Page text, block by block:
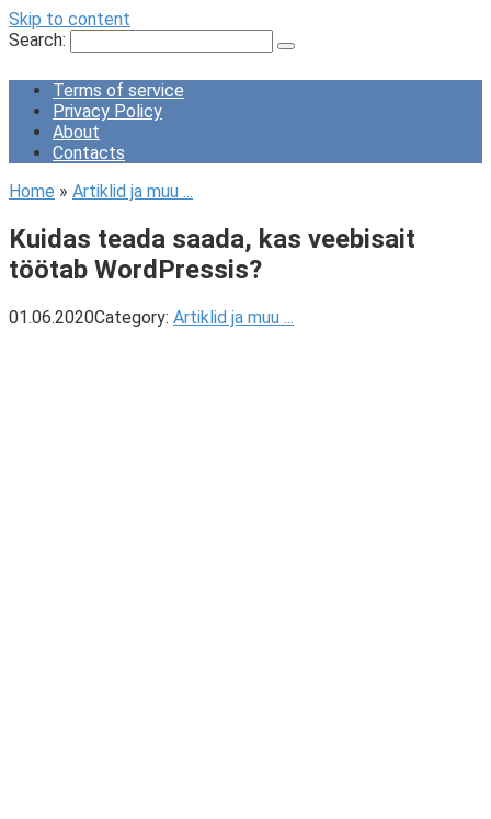
Skip to content
Search:
Terms of service
Privacy Policy
About
Contacts
Home » Artiklid ja muu ...
Kuidas teada saada, kas veebisait
töötab WordPressis?
01.06.2020Category: Artiklid ja muu ...